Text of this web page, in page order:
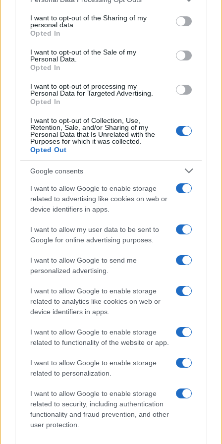
not limited to your visit or usage behaviour. You may click to
grant or deny consent to Google and its third-party tags to
use your data for below specified purposes in below Google
consent section.
I want to opt-out of the Sharing of my
personal data.
Opted In
I want to opt-out of the Sale of my
Personal Data.
Opted In
I want to opt-out of processing my
Personal Data for Targeted Advertising.
Opted In
I want to opt-out of Collection, Use,
Retention, Sale, and/or Sharing of my
Personal Data that Is Unrelated with the
Purposes for which it was collected.
Opted Out
Google consents
I want to allow Google to enable storage
related to advertising like cookies on web or
device identifiers in apps.
I want to allow my user data to be sent to
Google for online advertising purposes.
I want to allow Google to send me
personalized advertising.
I want to allow Google to enable storage
related to analytics like cookies on web or
device identifiers in apps.
I want to allow Google to enable storage
related to functionality of the website or app.
I want to allow Google to enable storage
related to personalization.
I want to allow Google to enable storage
related to security, including authentication
functionality and fraud prevention, and other
user protection.
Paolo Pinna
Martina Agostina Diturco
I nostri cari
I nostri cari
Giovannimaria Cabras
Segnala
Vuoi rimanere sempre aggiornato?
Iscriviti alla newsletter di Gallura Oggi e ricevi le nostre
email periodiche contenenti le ultime notizie pubblicate
sul sito web!